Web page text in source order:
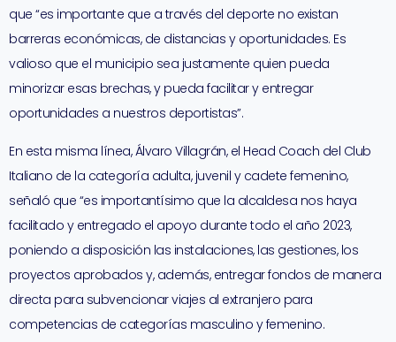
que “es importante que a través del deporte no existan
barreras económicas, de distancias y oportunidades. Es
valioso que el municipio sea justamente quien pueda
minorizar esas brechas, y pueda facilitar y entregar
oportunidades a nuestros deportistas”.
En esta misma línea, Álvaro Villagrán, el Head Coach del Club
Italiano de la categoría adulta, juvenil y cadete femenino,
señaló que “es importantísimo que la alcaldesa nos haya
facilitado y entregado el apoyo durante todo el año 2023,
poniendo a disposición las instalaciones, las gestiones, los
proyectos aprobados y, además, entregar fondos de manera
directa para subvencionar viajes al extranjero para
competencias de categorías masculino y femenino.